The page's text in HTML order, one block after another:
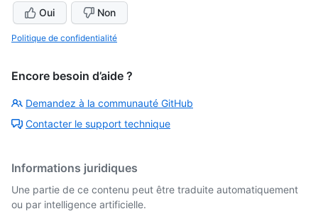
Oui Non
Politique de confidentialité
Encore besoin d’aide ?
Demandez à la communauté GitHub
Contacter le support technique
Informations juridiques
Une partie de ce contenu peut être traduite automatiquement
ou par intelligence artificielle.